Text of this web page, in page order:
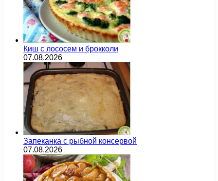
Киш с лососем и брокколи
07.08.2026
Запеканка с рыбной консервой
07.08.2026